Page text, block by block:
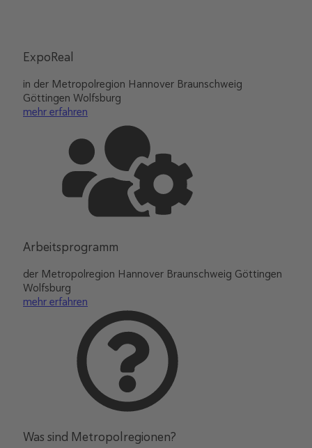
ExpoReal
in der Metropolregion Hannover Braunschweig
Göttingen Wolfsburg
mehr erfahren
Arbeitsprogramm
der Metropolregion Hannover Braunschweig Göttingen
Wolfsburg
mehr erfahren
Was sind Metropolregionen?